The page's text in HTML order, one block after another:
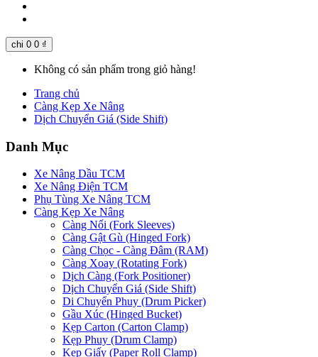
chi 0 0 ₫
Không có sản phẩm trong giỏ hàng!
Trang chủ
Càng Kẹp Xe Nâng
Dịch Chuyển Giá (Side Shift)
Danh Mục
Xe Nâng Dầu TCM
Xe Nâng Điện TCM
Phụ Tùng Xe Nâng TCM
Càng Kẹp Xe Nâng
Càng Nối (Fork Sleeves)
Càng Gật Gù (Hinged Fork)
Càng Chọc - Càng Đâm (RAM)
Càng Xoay (Rotating Fork)
Dịch Càng (Fork Positioner)
Dịch Chuyển Giá (Side Shift)
Di Chuyển Phuy (Drum Picker)
Gầu Xúc (Hinged Bucket)
Kẹp Carton (Carton Clamp)
Kẹp Phuy (Drum Clamp)
Kẹp Giấy (Paper Roll Clamp)